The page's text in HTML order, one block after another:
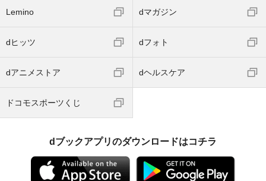
Lemino dマガジン
dヒッツ dフォト
dアニメストア dヘルスケア
ドコモスポーツくじ
dブックアプリのダウンロードはコチラ